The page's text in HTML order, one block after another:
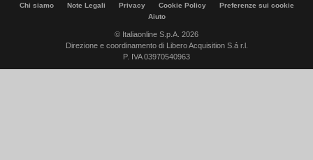
Chi siamo Note Legali Privacy Cookie Policy
Preferenze sui cookie
Aiuto
© Italiaonline S.p.A. 2026
Direzione e coordinamento di Libero Acquisition S.á r.l.
P. IVA 03970540963